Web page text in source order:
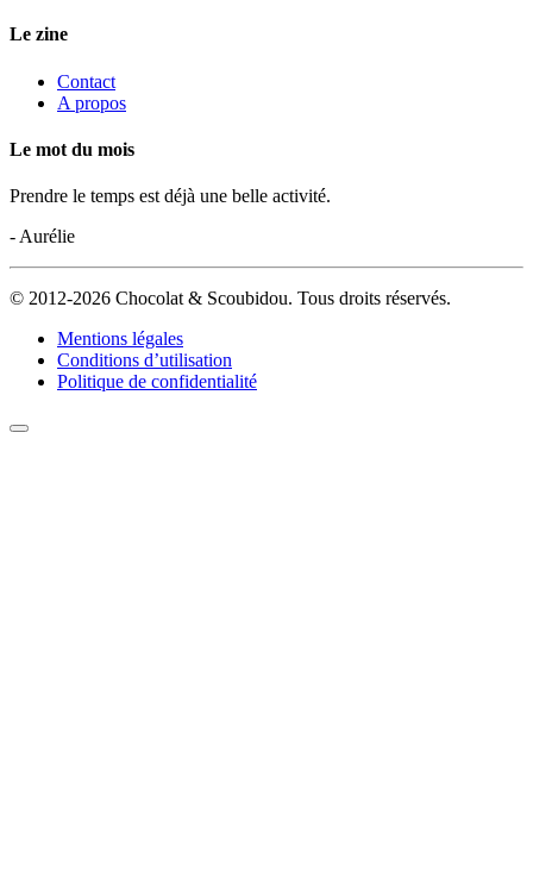
Le zine
Contact
A propos
Le mot du mois
Prendre le temps est déjà une belle activité.
- Aurélie
© 2012-2026 Chocolat & Scoubidou. Tous droits réservés.
Mentions légales
Conditions d’utilisation
Politique de confidentialité